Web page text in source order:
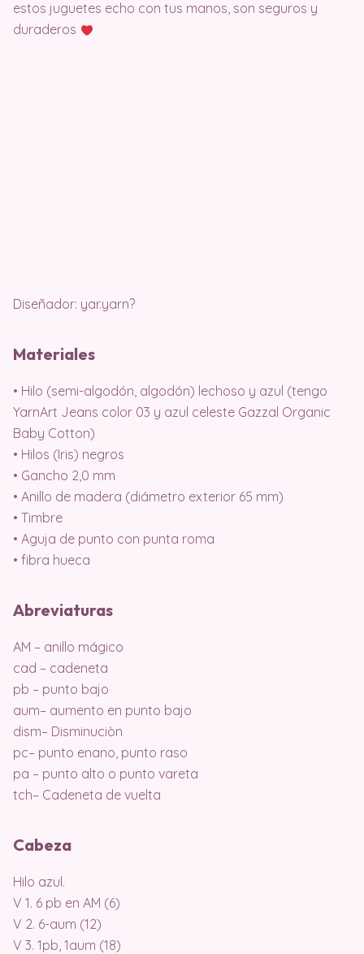
estos juguetes echo con tus manos, son seguros y
duraderos
Diseñador: yar.yarn?
Materiales
• Hilo (semi-algodón, algodón) lechoso y azul (tengo
YarnArt Jeans color 03 y azul celeste Gazzal Organic
Baby Cotton)
• Hilos (Iris) negros
• Gancho 2,0 mm
• Anillo de madera (diámetro exterior 65 mm)
• Timbre
• Aguja de punto con punta roma
• fibra hueca
Abreviaturas
AM – anillo mágico
cad – cadeneta
pb – punto bajo
aum– aumento en punto bajo
dism– Disminuciòn
pc– punto enano, punto raso
pa – punto alto o punto vareta
tch– Cadeneta de vuelta
Cabeza
Hilo azul.
V 1. 6 pb en AM (6)
V 2. 6-aum (12)
V 3. 1pb, 1aum (18)